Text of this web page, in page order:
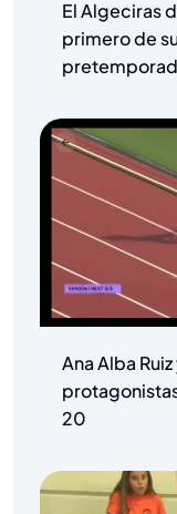
El Algeciras
primero de
Ana Alba
20